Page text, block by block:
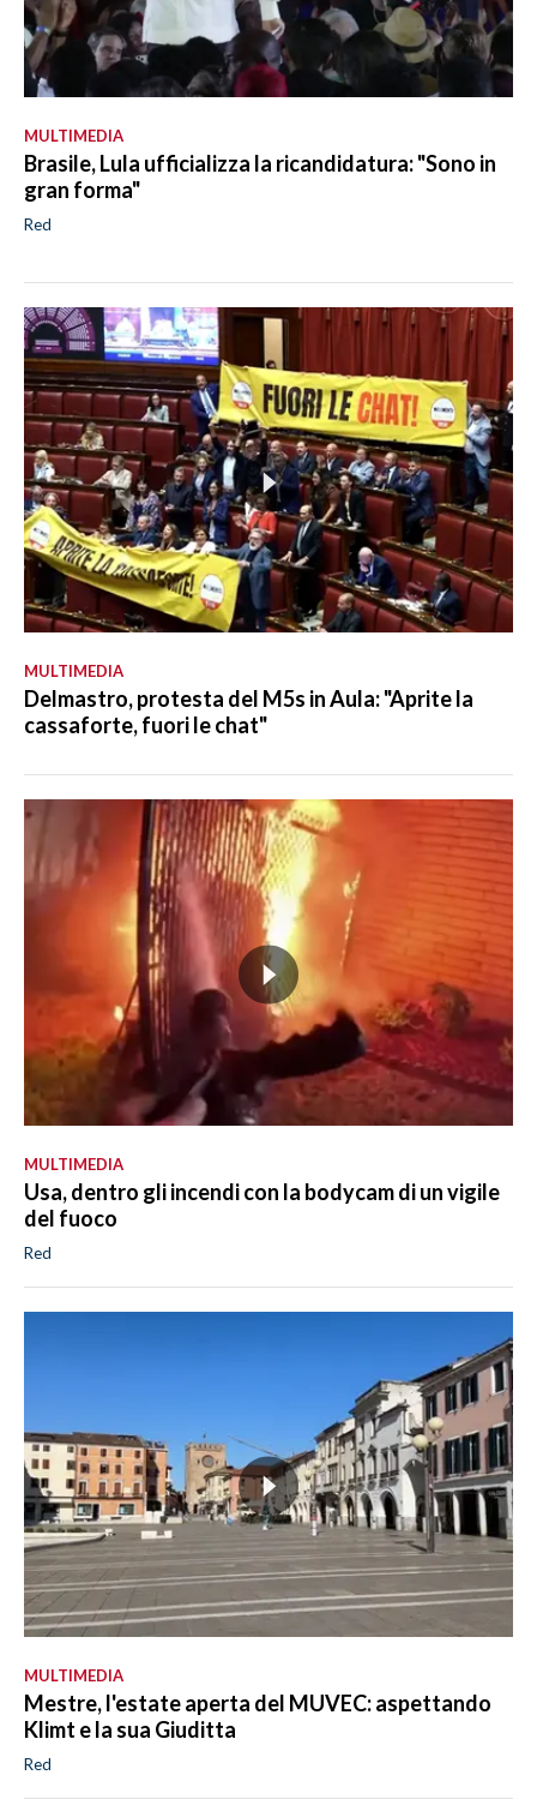
MULTIMEDIA
Brasile, Lula ufficializza la ricandidatura: "Sono in
gran forma"
Red
MULTIMEDIA
Delmastro, protesta del M5s in Aula: "Aprite la
cassaforte, fuori le chat"
MULTIMEDIA
Usa, dentro gli incendi con la bodycam di un vigile
del fuoco
Red
MULTIMEDIA
Mestre, l'estate aperta del MUVEC: aspettando
Klimt e la sua Giuditta
Red